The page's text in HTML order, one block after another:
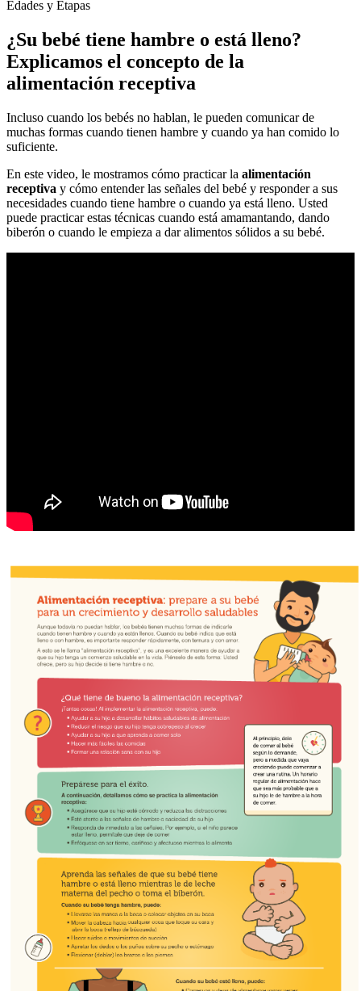
Edades y Etapas
¿Su bebé tiene hambre o está lleno?
Explicamos el concepto de la
alimentación receptiva
Incluso cuando los bebés no hablan, le pueden comunicar de
muchas formas cuando tienen hambre y cuando ya han comido lo
suficiente.
En este video, le mostramos cómo practicar la alimentación
receptiva y cómo entender las señales del bebé y responder a sus
necesidades cuando tiene hambre o cuando ya está lleno. Usted
puede practicar estas técnicas cuando está amamantando, dando
biberón o cuando le empieza a dar alimentos sólidos a su bebé.